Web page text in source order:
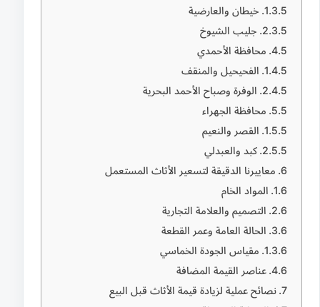
خيطان والعارضية
جليب الشيوخ
محافظة الأحمدي
الفحيحيل والمنقف
الوفرة وصباح الأحمد البحرية
محافظة الجهراء
القصر والنعيم
كبد والعبدلي
معاييرنا الدقيقة لتسعير الأثاث المستعمل
المواد الخام
التصميم والعلامة التجارية
الحالة العامة وعمر القطعة
مقياس الجودة الخماسي
عناصر القيمة المضافة
نصائح عملية لزيادة قيمة الأثاث قبل البيع